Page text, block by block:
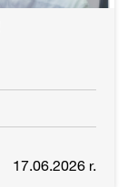
17.06.2026 r.